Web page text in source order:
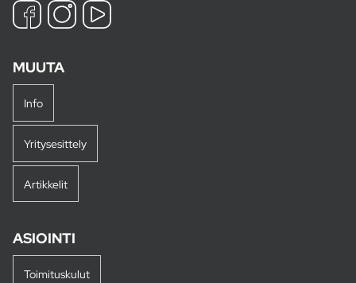
MUUTA
Info
Yritysesittely
Artikkelit
ASIOINTI
Toimituskulut